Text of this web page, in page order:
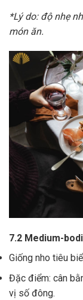
*Lý do: độ nhẹ
món ăn.
7.2 Medium-
Giống nho tiêu
Đặc điểm: cân
vị số đông.